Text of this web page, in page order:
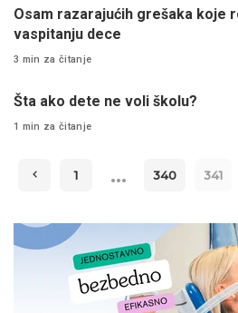
Osam razarajućih grešaka koje
vaspitanju dece
3 min za čitanje
Šta ako dete ne voli školu?
1 min za čitanje
1 … 340 341